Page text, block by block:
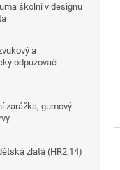
školní v designu
a
odpuzovač
zarážka, gumový
zlatá (HR2.14)